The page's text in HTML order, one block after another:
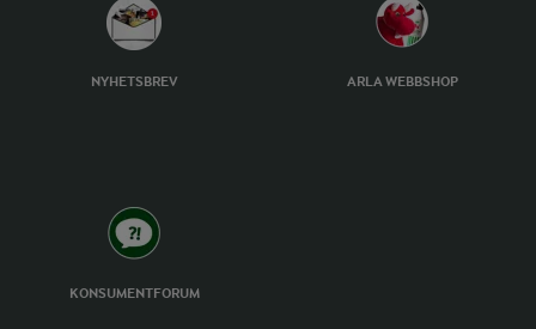
NYHETSBREV ARLA WEBBSHOP
KONSUMENTFORUM